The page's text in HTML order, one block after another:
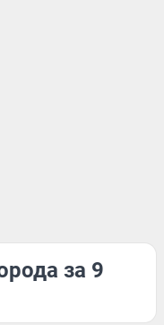
за 9